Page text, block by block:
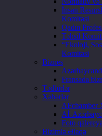
İnsan
Komitəsi
Qadın
Təhsil
“Ekoloji,
Komitəsi
Biznes
Fransada
Tədbirlər
Xəbərlər
AFchamber
Aİ-
Foto qalereya
Bizimlə Əlaqə